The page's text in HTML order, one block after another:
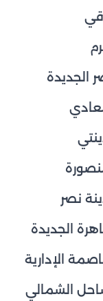
الجديدة
نصر
الجديدة
الإدارية
الشمالي